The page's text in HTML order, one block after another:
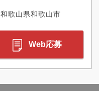
和歌山県和歌山市
Web応募